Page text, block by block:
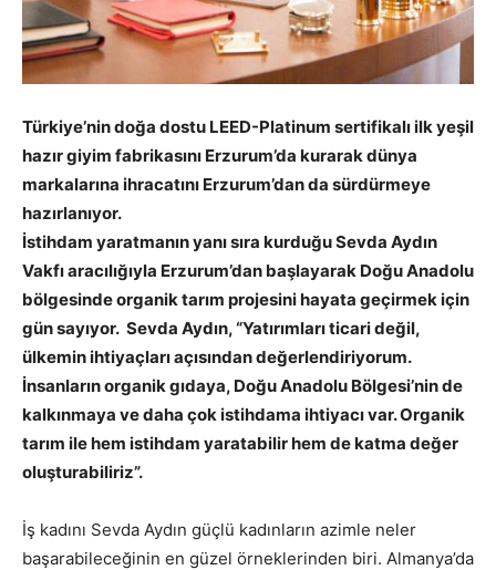
Türkiye’nin doğa dostu LEED-Platinum sertifikalı ilk yeşil
hazır giyim fabrikasını Erzurum’da kurarak dünya
markalarına ihracatını Erzurum’dan da sürdürmeye
hazırlanıyor.
İstihdam yaratmanın yanı sıra kurduğu Sevda Aydın
Vakfı aracılığıyla Erzurum’dan başlayarak Doğu Anadolu
bölgesinde organik tarım projesini hayata geçirmek için
gün sayıyor. Sevda Aydın, “Yatırımları ticari değil,
ülkemin ihtiyaçları açısından değerlendiriyorum.
İnsanların organik gıdaya, Doğu Anadolu Bölgesi’nin de
kalkınmaya ve daha çok istihdama ihtiyacı var. Organik
tarım ile hem istihdam yaratabilir hem de katma değer
oluşturabiliriz”.
İş kadını Sevda Aydın güçlü kadınların azimle neler
başarabileceğinin en güzel örneklerinden biri. Almanya’da